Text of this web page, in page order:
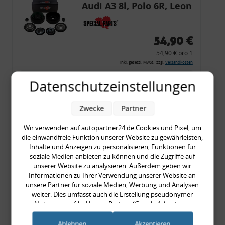
Audi A3 8l, Polo 6R, Leon
54,90 €
54,90 € pro 1
inkl. gesetzl. MwSt., zzgl. Versandkosten
Merkzettel
Rückleuchtenband mit
Blinker, rot, US-Ecken,
Audi 80 Cabrio, Typ 89,
OE-Nr.: 8G0945225 +
8G0945225C
999,99 €
999,99 € pro 1
Datenschutzeinstellungen
Wir verwenden auf autopartner24.de Cookies und Pixel, um
die einwandfreie Funktion unserer Website zu gewährleisten,
Inhalte und Anzeigen zu personalisieren, Funktionen für
soziale Medien anbieten zu können und die Zugriffe auf
unserer Website zu analysieren. Außerdem geben wir
Informationen zu Ihrer Verwendung unserer Website an
unsere Partner für soziale Medien, Werbung und Analysen
weiter. Dies umfasst auch die Erstellung pseudonymer
Nutzungsprofile. Unsere Partner (Google Advertising
Products) führen diese Informationen möglicherweise mit
weiteren Daten zusammen, die Sie ihnen bereitgestellt haben
Zwecke Partner